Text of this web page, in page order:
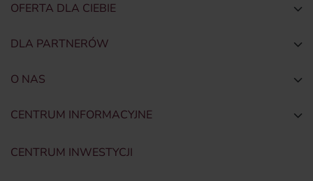
OFERTA DLA CIEBIE
DLA PARTNERÓW
O NAS
CENTRUM INFORMACYJNE
CENTRUM INWESTYCJI